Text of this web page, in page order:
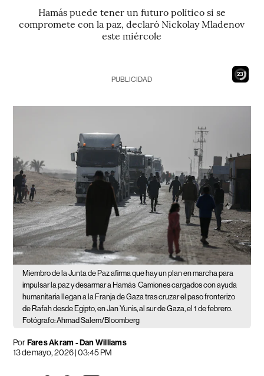
Hamás puede tener un futuro político si se
compromete con la paz, declaró Nickolay Mladenov
este miércole
22
PUBLICIDAD
Miembro de la Junta de Paz afirma que hay un plan en marcha para
impulsar la paz y desarmar a Hamás Camiones cargados con ayuda
humanitaria llegan a la Franja de Gaza tras cruzar el paso fronterizo
de Rafah desde Egipto, en Jan Yunis, al sur de Gaza, el 1 de febrero.
Fotógrafo: Ahmad Salem/Bloomberg
PorFares Akram - Dan Williams
13 de mayo, 2026 | 03:45 PM